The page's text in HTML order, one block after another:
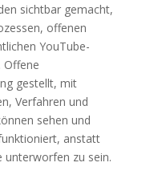
sichtbar gemacht,
offenen
YouTube-
Offene
gestellt, mit
Verfahren und
sehen und
anstatt
unterworfen zu sein.